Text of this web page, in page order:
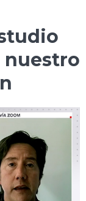
nuestro